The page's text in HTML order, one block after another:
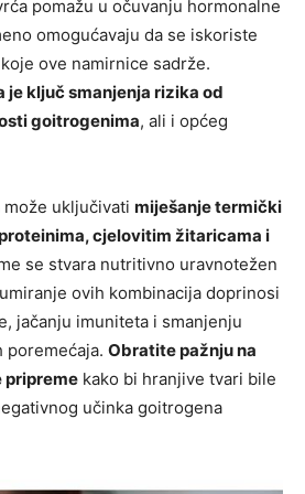
pomažu u očuvanju hormonalne
omogućavaju da se iskoriste
ove namirnice sadrže.
je ključ smanjenja rizika od
goitrogenima, ali i općeg
uključivati miješanje termički
cjelovitim žitaricama i
se stvara nutritivno uravnotežen
ovih kombinacija doprinosi
jačanju imuniteta i smanjenju
poremećaja. Obratite pažnju na
pripreme kako bi hranjive tvari bile
učinka goitrogena